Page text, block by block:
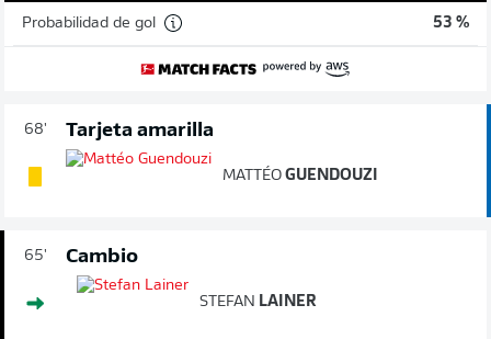
Probabilidad de gol 53 %
68' Tarjeta amarilla
MATTÉO GUENDOUZI
65' Cambio
STEFAN LAINER